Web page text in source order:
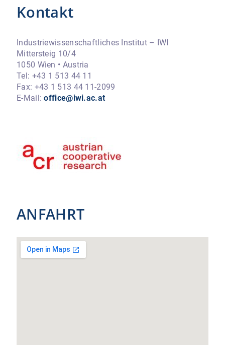
Kontakt
Industriewissenschaftliches Institut – IWI
Mittersteig 10/4
1050 Wien • Austria
Tel: +43 1 513 44 11
Fax: +43 1 513 44 11-2099
E-Mail:office@iwi.ac.at
ANFAHRT